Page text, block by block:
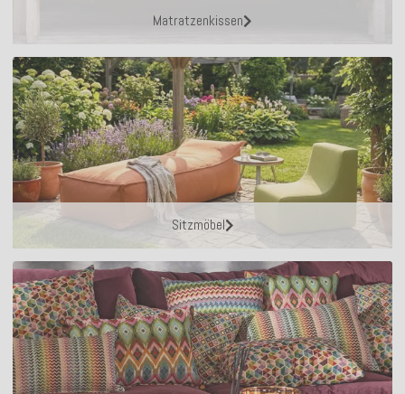
Matratzenkissen
Sitzmöbel